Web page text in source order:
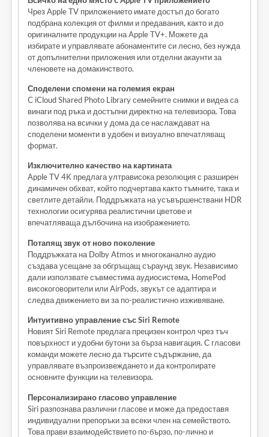
Чрез Apple TV приложението имате достъп до богато
подбрана колекция от филми и предавания, както и до
оригиналните продукции на Apple TV+. Можете да
избирате и управлявате абонаментите си лесно, без нужда
от допълнителни приложения или отделни акаунти за
членовете на домакинството.
Споделени спомени на големия екран
С iCloud Shared Photo Library семейните снимки и видеа са
винаги под ръка и достъпни директно на телевизора. Това
позволява на всички у дома да се наслаждават на
споделени моменти в удобен и визуално впечатляващ
формат.
Изключително качество на картината
Apple TV 4K предлага ултрависока резолюция с разширен
динамичен обхват, който подчертава както тъмните, така и
светлите детайли. Поддръжката на усъвършенствани HDR
технологии осигурява реалистични цветове и
впечатляваща дълбочина на изображението.
Потапящ звук от ново поколение
Поддръжката на Dolby Atmos и многоканално аудио
създава усещане за обгръщащ съраунд звук. Независимо
дали използвате съвместима аудиосистема, HomePod
високоговорители или AirPods, звукът се адаптира и
следва движението ви за по-реалистично изживяване.
Интуитивно управление със Siri Remote
Новият Siri Remote предлага прецизен контрол чрез тъч
повърхност и удобни бутони за бърза навигация. С гласови
команди можете лесно да търсите съдържание, да
управлявате възпроизвеждането и да контролирате
основните функции на телевизора.
Персонализирано гласово управление
Siri разпознава различни гласове и може да предоставя
индивидуални препоръки за всеки член на семейството.
Това прави взаимодействието по-бързо, по-лично и